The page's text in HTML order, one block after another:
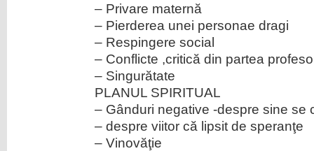
– Privare maternă
– Pierderea unei personae dragi
– Respingere social
– Conflicte ,critică din partea
– Singurătate
PLANUL SPIRITUAL
– Gânduri negative -despre sine se
– despre viitor că lipsit de speranţe
– Vinovăţie